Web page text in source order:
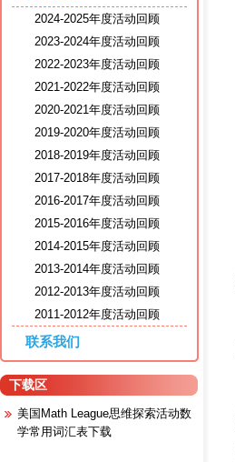
2024-2025年度活动回顾
2023-2024年度活动回顾
2022-2023年度活动回顾
2021-2022年度活动回顾
2020-2021年度活动回顾
2019-2020年度活动回顾
2018-2019年度活动回顾
2017-2018年度活动回顾
2016-2017年度活动回顾
2015-2016年度活动回顾
2014-2015年度活动回顾
2013-2014年度活动回顾
2012-2013年度活动回顾
2011-2012年度活动回顾
联系我们
下载区
美国Math League思维探索活动数
学常用词汇表下载